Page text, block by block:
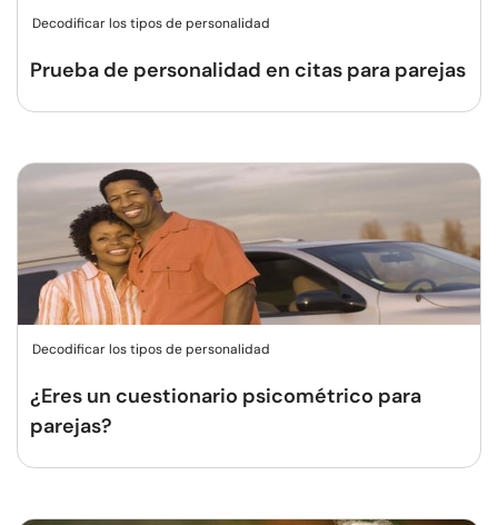
Decodificar los tipos de personalidad
Prueba de personalidad en citas para parejas
Decodificar los tipos de personalidad
¿Eres un cuestionario psicométrico para
parejas?